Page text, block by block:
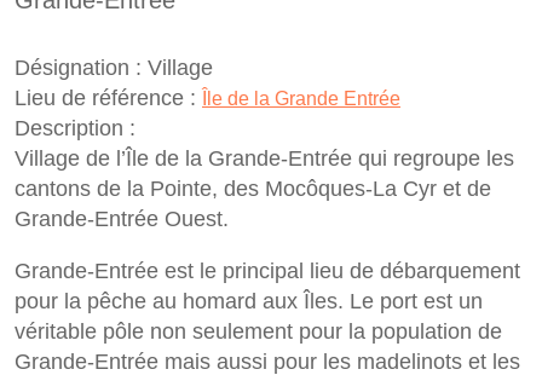
Désignation : Village
Lieu de référence :
Île de la Grande Entrée
Description :
Village de l’Île de la Grande-Entrée qui regroupe les
cantons de la Pointe, des Mocôques-La Cyr et de
Grande-Entrée Ouest.
Grande-Entrée est le principal lieu de débarquement
pour la pêche au homard aux Îles. Le port est un
véritable pôle non seulement pour la population de
Grande-Entrée mais aussi pour les madelinots et les